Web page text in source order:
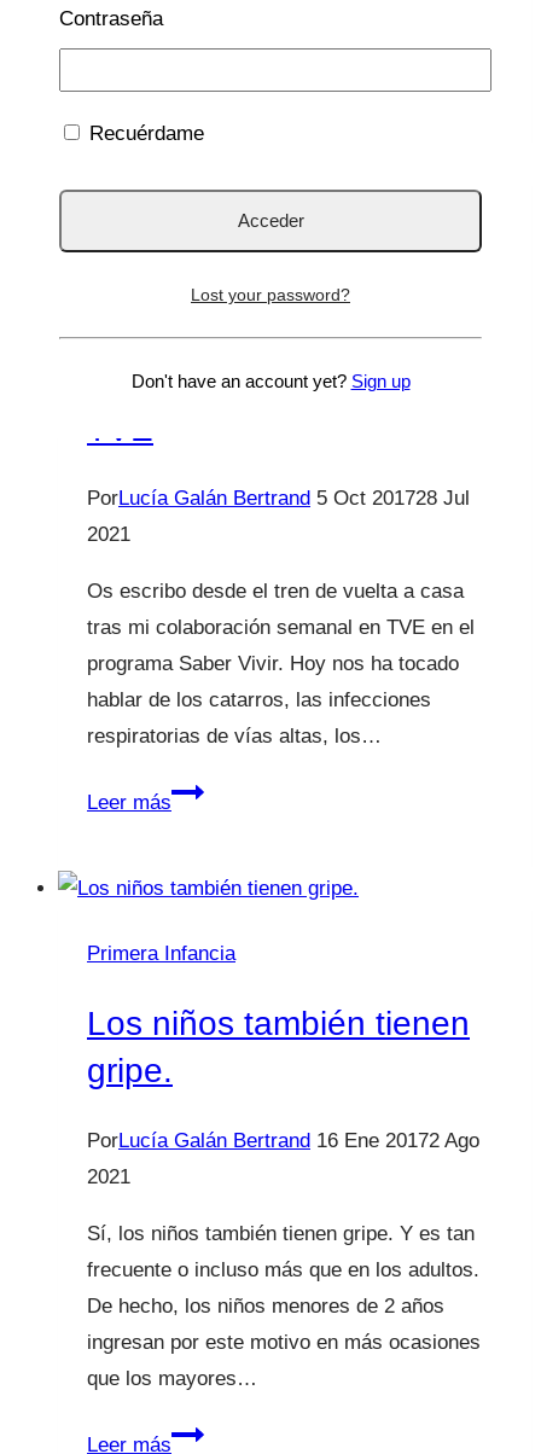
música, saco…
y
Saber
Vivir
Ya está con mocos ¿y
ahora qué? Saber Vivir-
TVE
PorLucía Galán Bertrand 5 Oct 201728 Jul
2021
Os escribo desde el tren de vuelta a casa
tras mi colaboración semanal en TVE en el
programa Saber Vivir. Hoy nos ha tocado
hablar de los catarros, las infecciones
respiratorias de vías altas, los…
Leer másYa
mocos
qué?
Saber
Vivir-
Primera Infancia
Los niños también tienen
gripe.
PorLucía Galán Bertrand 16 Ene 20172 Ago
2021
Sí, los niños también tienen gripe. Y es tan
frecuente o incluso más que en los adultos.
De hecho, los niños menores de 2 años
ingresan por este motivo en más ocasiones
que los mayores…
Leer másLos
Contraseña
Recuérdame
Lost your password?
Don't have an account yet? Sign up